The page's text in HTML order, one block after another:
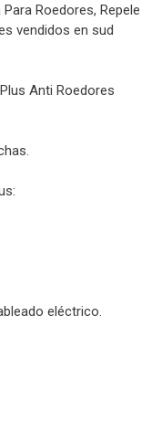
Roedores, Repele
vendidos en sud
Anti Roedores
eléctrico.